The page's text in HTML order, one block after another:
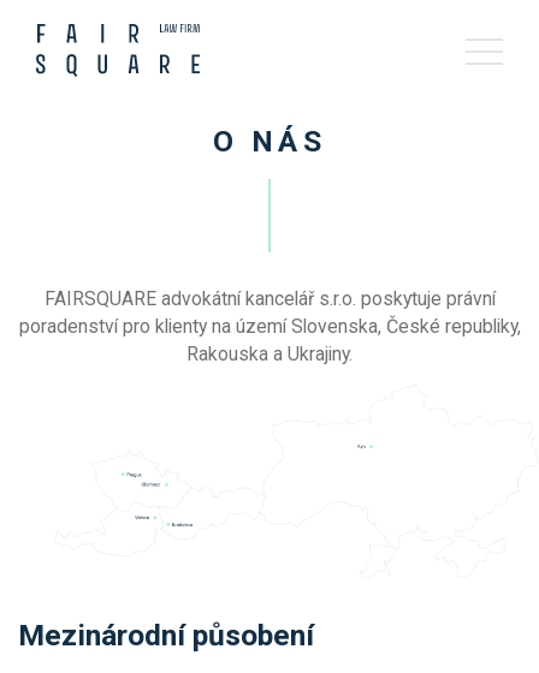
O NÁS
FAIRSQUARE advokátní kancelář s.r.o. poskytuje právní
poradenství pro klienty na území Slovenska, České republiky,
Rakouska a Ukrajiny.
Mezinárodní působení